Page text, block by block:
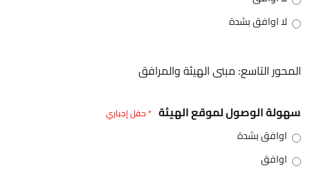
لا اوافق بشدة
المحور التاسع: مبنى الهيئة والمرافق
سهولة الوصول لموقع الهيئة * حقل إجباري
اوافق بشدة
اوافق